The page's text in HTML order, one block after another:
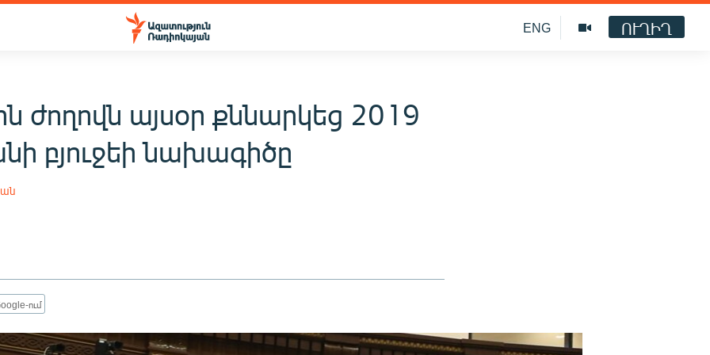
ENG ՈՒՂԻՂ
ժողովն այսօր քննարկեց 2019
բյուջեի նախագիծը
ում